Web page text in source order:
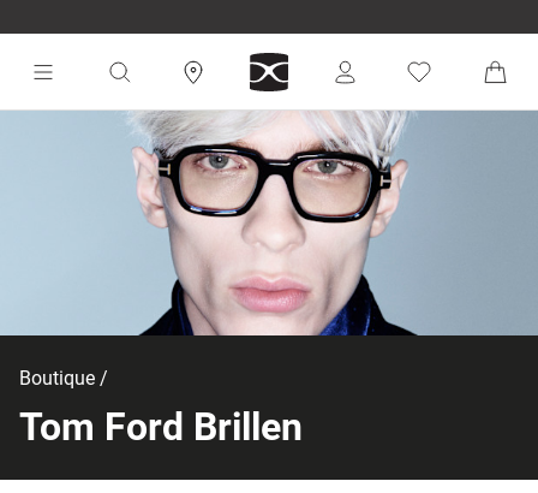
Boutique
Tom Ford Brillen